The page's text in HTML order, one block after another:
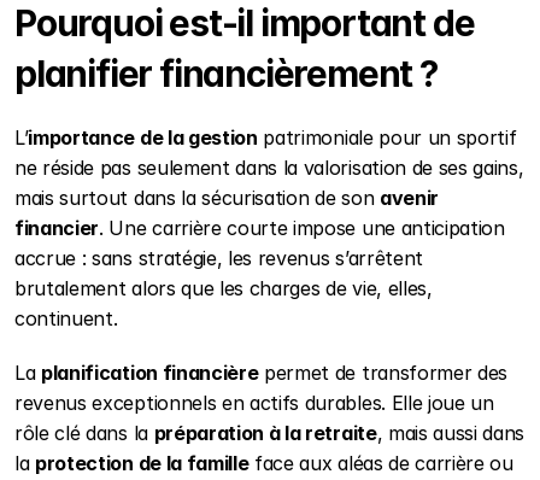
Pourquoi est-il important de
planifier financièrement ?
L’importance de la gestion patrimoniale pour un sportif
ne réside pas seulement dans la valorisation de ses gains,
mais surtout dans la sécurisation de son avenir
financier. Une carrière courte impose une anticipation
accrue : sans stratégie, les revenus s’arrêtent
brutalement alors que les charges de vie, elles,
continuent.
La planification financière permet de transformer des
revenus exceptionnels en actifs durables. Elle joue un
rôle clé dans la préparation à la retraite, mais aussi dans
la protection de la famille face aux aléas de carrière ou